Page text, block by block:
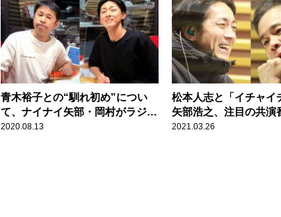
青木裕子との“馴れ初め”につい
て、ナイナイ矢部・岡村がラジオ
で大激論！
2020.08.13
松本人志と「イチャイ
矢部浩之、注目の共演
を語る
2021.03.26